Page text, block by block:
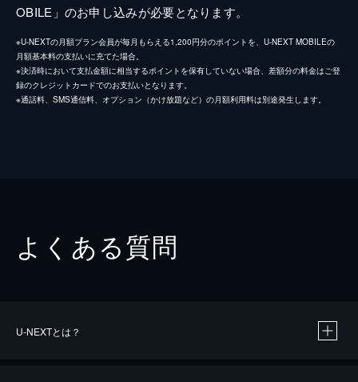
OBILE」のお申し込みが必要となります。
※U-NEXTの月額プラン会員が毎月もらえる1,200円分のポイントを、U-NEXT MOBILEの
月額基本料の支払いに充てた場合。
※決済時において支払金額に相当するポイントを保有していない場合、差額分の料金はご登
録のクレジットカードでのお支払いとなります。
※通話料、SMS通信料、オプション（かけ放題など）の月額利用料は別途発生します。
よくある質問
U-NEXTとは？